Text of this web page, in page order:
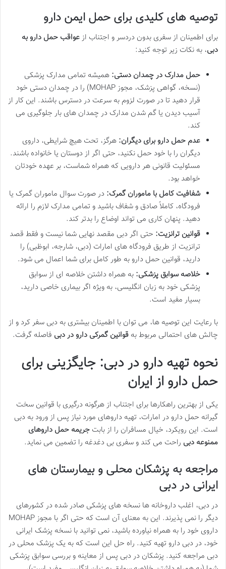
توصیه های کلیدی برای حمل ایمن دارو
برای اطمینان از سفری بدون دردسر و اجتناب ازعواقب حمل دارو به
دبی، به نکات زیر توجه کنید:
حمل مدارک در چمدان دستی: همیشه تمامی مدارک پزشکی
(نسخه، گواهی پزشک، مجوز MOHAP) را در چمدان دستی خود
قرار دهید تا در صورت لزوم به سرعت در دسترس باشند. این کار از
آسیب دیدن یا گم شدن مدارک در چمدان های بار جلوگیری می
کند.
عدم حمل دارو برای دیگران: هرگز، تحت هیچ شرایطی، داروی
دیگران را با خود حمل نکنید، حتی اگر از دوستان یا خانواده باشند.
مسئولیت قانونی هر دارویی که همراه شماست، بر عهده خودتان
خواهد بود.
شفافیت کامل با ماموران گمرک: در صورت سوال ماموران گمرک یا
فرودگاه، کاملاً صادق و شفاف باشید و تمامی مدارک لازم را ارائه
دهید. پنهان کاری می تواند اوضاع را بدتر کند.
قوانین ترانزیت: حتی اگر دبی مقصد نهایی شما نیست و فقط قصد
ترانزیت از طریق فرودگاه های امارات (دبی، شارجه، ابوظبی) را
دارید، قوانین حمل دارو به طور کامل برای شما اعمال می شود.
خلاصه سوابق پزشکی: به همراه داشتن خلاصه ای از سوابق
پزشکی خود به زبان انگلیسی، به ویژه اگر بیماری خاصی دارید،
بسیار مفید است.
با رعایت این توصیه ها، می توان با اطمینان بیشتری به دبی سفر کرد و از
چالش های احتمالی مربوط به قوانین گمرکی دارو در دبی فاصله گرفت.
نحوه تهیه دارو در دبی: جایگزینی برای
حمل دارو از ایران
یکی از بهترین راهکارها برای اجتناب از هرگونه درگیری با قوانین سخت
گیرانه حمل دارو در امارات، تهیه داروهای مورد نیاز پس از ورود به دبی
است. این رویکرد، خیال مسافران را از بابت جریمه حمل داروهای
ممنوعه دبی راحت می کند و سفری بی دغدغه را تضمین می نماید.
مراجعه به پزشکان محلی و بیمارستان های
ایرانی در دبی
در دبی، اغلب داروخانه ها نسخه های پزشکی صادر شده در کشورهای
دیگر را نمی پذیرند. این به معنای آن است که حتی اگر با مجوز MOHAP
داروی خود را به همراه نیاورده باشید، نمی توانید با نسخه پزشک ایرانی
خود، در دبی دارو تهیه کنید. راه حل این است که به یک پزشک محلی در
دبی مراجعه کنید. پزشکان در دبی پس از معاینه و بررسی سوابق پزشکی